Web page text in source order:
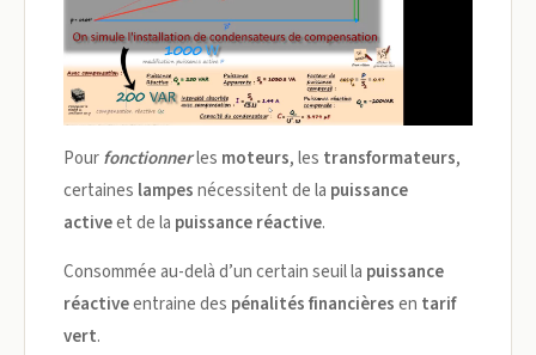
Pourfonctionnerles moteurs, les transformateurs,
certaines lampesnécessitent de la puissance
activeet de la puissance réactive.
Consommée au-delà d’un certain seuil la puissance
réactiveentraine des pénalités financièresen tarif
vert.